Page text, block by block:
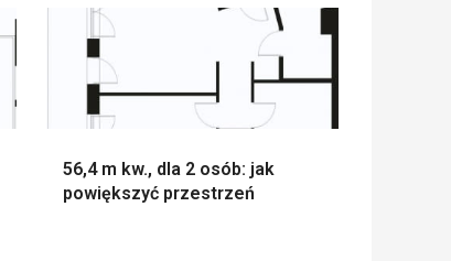
56,4 m kw., dla 2 osób: jak
powiększyć przestrzeń